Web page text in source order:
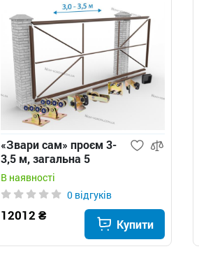
«Звари сам» проєм 3-
3,5 м, загальна 5
метрів з квадратним
хвостовиком - відкатні
ворота
В наявності
0 відгуків
12012 ₴
Купити